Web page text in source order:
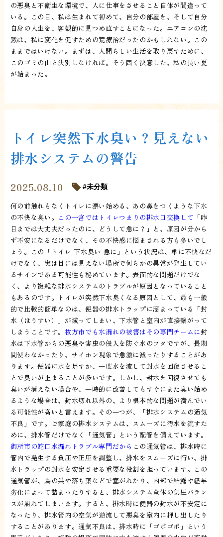
の悪臭と不衛生な環境で、人に仕事をさせること自体が間違って
いる。この日、私は生まれて初めて、自分の部屋を、そして自分
自身の人生を、客観的に見つめ直すことになった。エアコンの沈
黙は、私に変化を促すための荒療治だったのかもしれない。この
ままではいけない。まずは、人間らしい生活を取り戻すために、
このゴミの山と決別しなければ。そう固く決意した、私の長い夏
が始まった。
トイレ突然下水臭い？見えない
排水システムの警告
2025.08.10 未分類
何の前触れもなくトイレに漂い始める、あの鼻をつくような下水
の不快な臭い。 この一宮ではトイレつまりの排水口交換して 「昨
日までは大丈夫だったのに、どうして急に？」と、原因が分から
ず不安になるだけでなく、その不快感に悩まされる方も多いでし
ょう。この「トイレ 下水臭い 急に」という状況は、単に不快なだ
けでなく、実は目には見えない場所で何らかの異常が発生してい
るサインである可能性も秘めています。表面的な問題だけでな
く、より複雑な排水システムのトラブルが原因となっていること
もあるのです。トイレが突然下水臭くなる原因として、最も一般
的で比較的簡単なのは、便器の排水トラップに溜まっている「封
水（ほうすい）」が減ってしまい、下水管と室内が直接繋がって
しまうことです。 枚方市でも水漏れの被害はその専門チームに封
水は下水管からの悪臭や害虫の侵入を防ぐ水のフタですが、長期
間使わなかったり、サイホン現象で急激に減ったりすることがあ
ります。便器に水を足すか、一度水を流して封水を回復させるこ
とで臭いが止まることが多いです。しかし、封水を回復させても
臭いが消えない場合や、一時的に改善してもすぐにまた臭い始め
るような場合は、封水切れ以外の、より根本的な問題が潜んでい
る可能性が高いと言えます。その一つが、「排水システムの通気
不良」です。ご家庭の排水システムは、スムーズに汚水を流すた
めに、排水管だけでなく「通気管」という配管を備えています。
御所市の蛇口水漏れトラブル専門だから この通気管は、排水時に
管内で発生する負圧や正圧を調整し、排水をスムーズに行い、排
水トラップの封水を安定させる重要な役割を担っています。この
通気管が、鳥の巣や落ち葉などで塞がれたり、内部で結露や経年
劣化によって詰まったりすると、排水システム全体の気圧バラン
スが崩れてしまいます。すると、排水時に便器の封水が不安定に
なったり、排水管内の空気が逆流して悪臭を室内に押し出したり
することがあります。通気不良は、排水時に「ゴボゴボ」という